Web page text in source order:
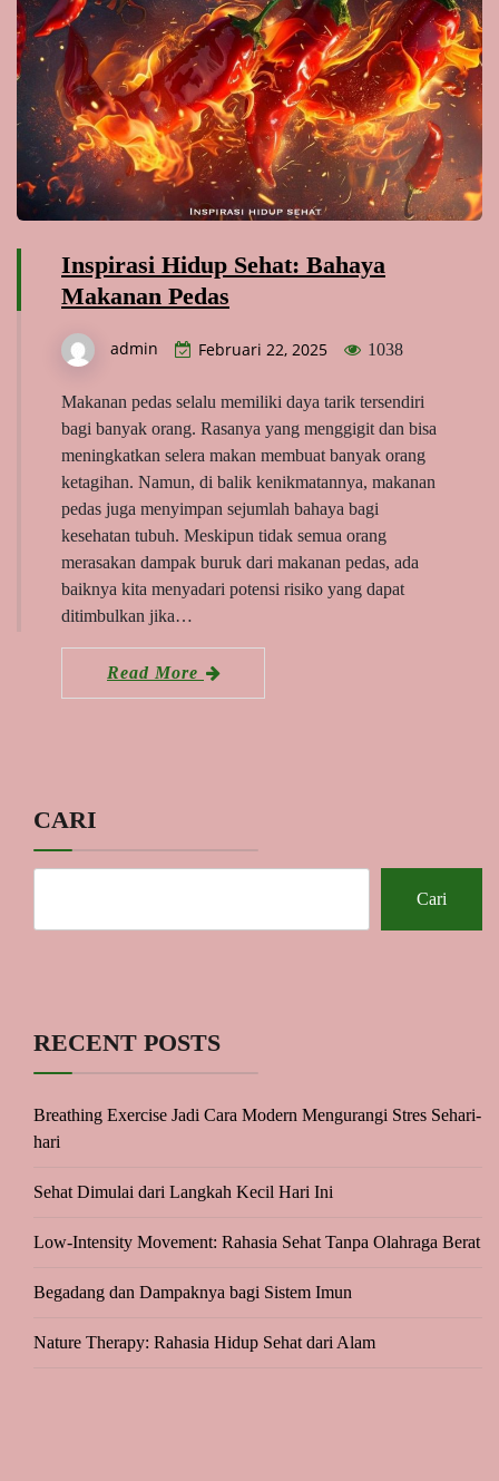
Inspirasi Hidup Sehat: Bahaya
Makanan Pedas
admin Februari 22, 2025 1038
Makanan pedas selalu memiliki daya tarik tersendiri
bagi banyak orang. Rasanya yang menggigit dan bisa
meningkatkan selera makan membuat banyak orang
ketagihan. Namun, di balik kenikmatannya, makanan
pedas juga menyimpan sejumlah bahaya bagi
kesehatan tubuh. Meskipun tidak semua orang
merasakan dampak buruk dari makanan pedas, ada
baiknya kita menyadari potensi risiko yang dapat
ditimbulkan jika…
Read More
CARI
Cari
RECENT POSTS
Breathing Exercise Jadi Cara Modern Mengurangi Stres Sehari-
hari
Sehat Dimulai dari Langkah Kecil Hari Ini
Low-Intensity Movement: Rahasia Sehat Tanpa Olahraga Berat
Begadang dan Dampaknya bagi Sistem Imun
Nature Therapy: Rahasia Hidup Sehat dari Alam